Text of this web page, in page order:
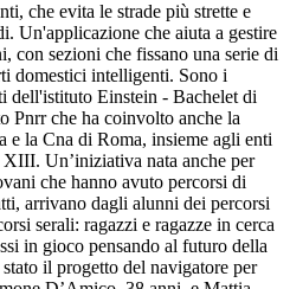
che evita le strade più strette e
Un'applicazione che aiuta a gestire
con sezioni che fissano una serie di
domestici intelligenti. Sono i
dell'istituto Einstein - Bachelet di
Pnrr che ha coinvolto anche la
e la Cna di Roma, insieme agli enti
Un’iniziativa nata anche per
che hanno avuto percorsi di
arrivano dagli alunni dei percorsi
serali: ragazzi e ragazze in cerca
in gioco pensando al futuro della
il progetto del navigatore per